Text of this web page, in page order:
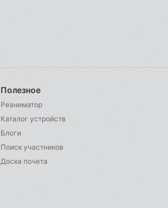
Полезное
Реаниматор
Каталог устройств
Блоги
Поиск участников
Доска почета